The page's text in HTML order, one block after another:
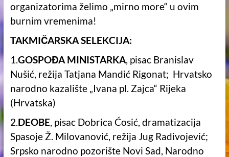
organizatorima želimo „mirno more“ u ovim
burnim vremenima!
TAKMIČARSKA SELEKCIJA:
1.GOSPOĐA MINISTARKA, pisac Branislav
Nušić, režija Tatjana Mandić Rigonat; Hrvatsko
narodno kazalište „Ivana pl. Zajca“ Rijeka
(Hrvatska)
2.DEOBE, pisac Dobrica Ćosić, dramatizacija
Spasoje Ž. Milovanović, režija Jug Radivojević;
Srpsko narodno pozorište Novi Sad, Narodno